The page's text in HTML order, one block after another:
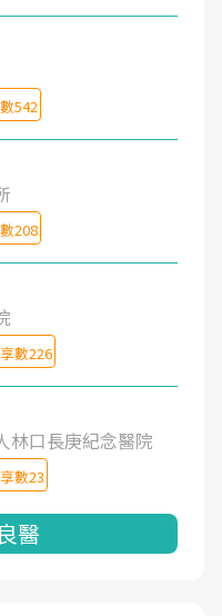
542
208
數226
林口長庚紀念醫院
數23
醫